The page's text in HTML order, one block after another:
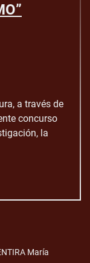
a través de
concurso
la
María